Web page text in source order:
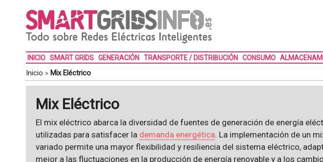
INICIO SMART GRIDS GENERACIÓN TRANSPORTE / DISTRIBUCIÓN CONSUMO
Inicio » Mix Eléctrico
Mix Eléctrico
El mix eléctrico abarca la diversidad de fuentes de generación de energía
utilizadas para satisfacer la demanda energética. La implementación de un
variado permite una mayor flexibilidad y resiliencia del sistema eléctrico,
mejor a las fluctuaciones en la producción de energía renovable y a los